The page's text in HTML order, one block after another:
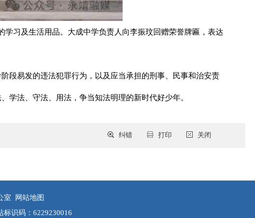
习及生活用品。大成中学负责人向李振玟回赠荣誉牌匾，表达
段易发的违法犯罪行为，以及应当承担的刑事、民事和治安责
学法、守法、用法，争当知法明理的新时代好少年。
关闭
打印
纠错
室
网站地图
标识码：6229230016